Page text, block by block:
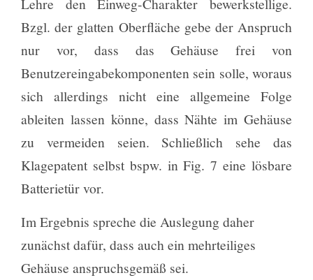
Lehre den Einweg-Charakter bewerkstellige.
Bzgl. der glatten Oberfläche gebe der Anspruch
nur vor, dass das Gehäuse frei von
Benutzereingabekomponenten sein solle, woraus
sich allerdings nicht eine allgemeine Folge
ableiten lassen könne, dass Nähte im Gehäuse
zu vermeiden seien. Schließlich sehe das
Klagepatent selbst bspw. in Fig. 7 eine lösbare
Batterietür vor.
Im Ergebnis spreche die Auslegung daher
zunächst dafür, dass auch ein mehrteiliges
Gehäuse anspruchsgemäß sei.